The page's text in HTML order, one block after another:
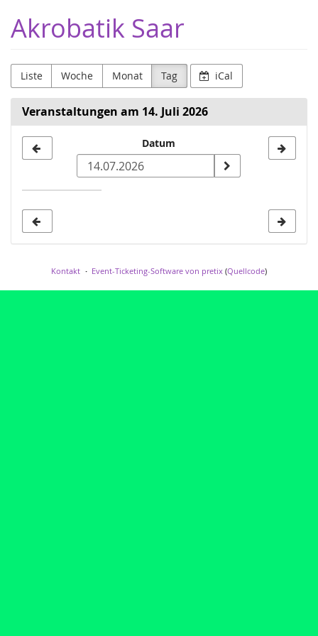
Haupt-
Inhalt
Akrobatik Saar
Liste Woche Monat Tag iCal
Veranstaltungen am 14. Juli 2026
zur
Anzeige
Datum
Kontakt Event-Ticketing-Software von pretix (Quellcode)